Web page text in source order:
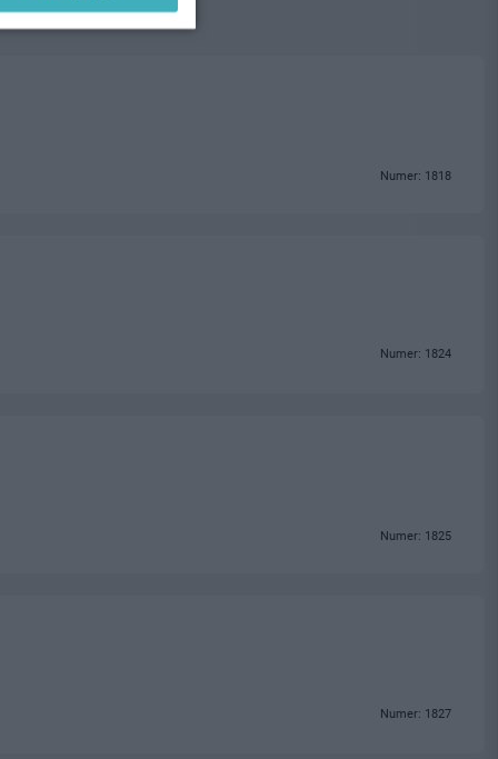
Numer: 1818
Numer: 1824
Numer: 1825
Numer: 1827